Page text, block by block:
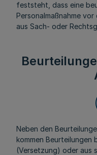
feststeht, dass eine
Personalmaßnahme
aus Sach- oder
Neben den
kommen Beurteilungen
(Versetzung) oder aus